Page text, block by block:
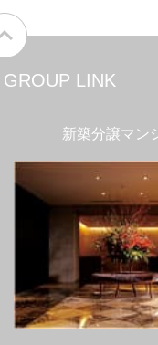
LINK
新築分譲マン